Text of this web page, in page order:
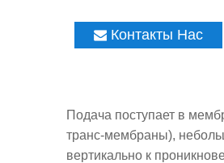
Контакты Нас
Подача поступает в
транс-мембраны),
вертикально к